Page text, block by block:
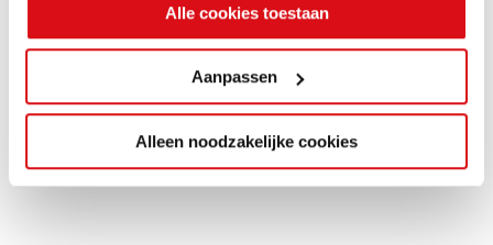
Alle cookies toestaan
Aanpassen
Alleen noodzakelijke cookies